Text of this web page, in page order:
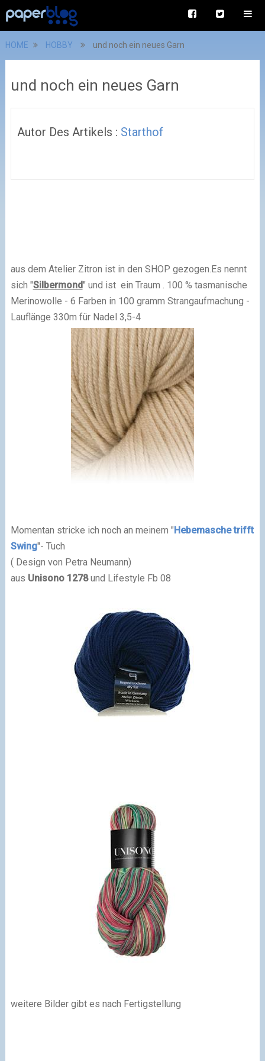
HOME HOBBY und noch ein neues Garn
und noch ein neues Garn
Autor Des Artikels : Starthof
aus dem Atelier Zitron ist in den SHOP gezogen.Es nennt
sich "Silbermond" und ist ein Traum . 100 % tasmanische
Merinowolle - 6 Farben in 100 gramm Strangaufmachung -
Lauflänge 330m für Nadel 3,5-4
Momentan stricke ich noch an meinem "Hebemasche trifft
Swing"- Tuch
( Design von Petra Neumann)
aus Unisono 1278und Lifestyle Fb 08
weitere Bilder gibt es nach Fertigstellung